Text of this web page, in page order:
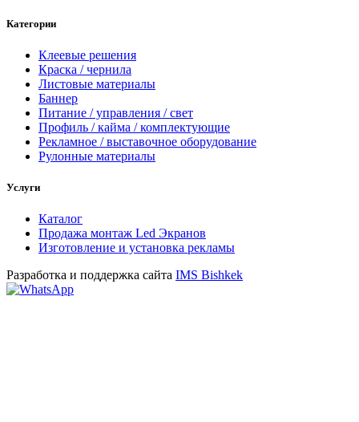
Категории
Клеевые решения
Краска / чернила
Листовые материалы
Баннер
Питание / управления / свет
Профиль / кайма / комплектующие
Рекламное / выставочное оборудование
Рулонные материалы
Услуги
Каталог
Продажа монтаж Led Экранов
Изготовление и установка рекламы
Разработка и поддержка сайта IMS Bishkek